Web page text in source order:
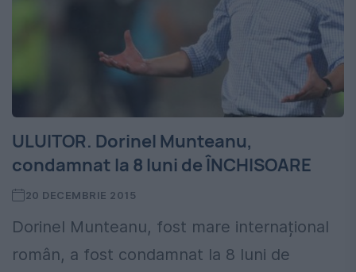
ULUITOR. Dorinel Munteanu,
condamnat la 8 luni de ÎNCHISOARE
20 DECEMBRIE 2015
Dorinel Munteanu, fost mare internațional
român, a fost condamnat la 8 luni de